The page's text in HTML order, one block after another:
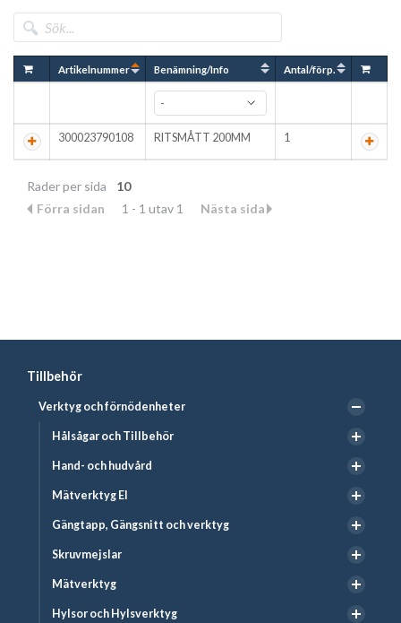
Tillbehör
Verktyg och förnödenheter
Hålsågar och Tillbehör
Hand- och hudvård
Mätverktyg El
Gängtapp, Gängsnitt och verktyg
Skruvmejslar
Mätverktyg
Hylsor och Hylsverktyg
Artikelnummer Benämning/Info Antal/förp.
300023790108 RITSMÅTT 200MM 1
Rader per sida
10
Förra sidan
1 - 1 utav 1 Nästa sida